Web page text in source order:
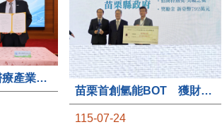
苗栗首創氫能BOT 獲財政部「突破之翼」肯定
115-07-24